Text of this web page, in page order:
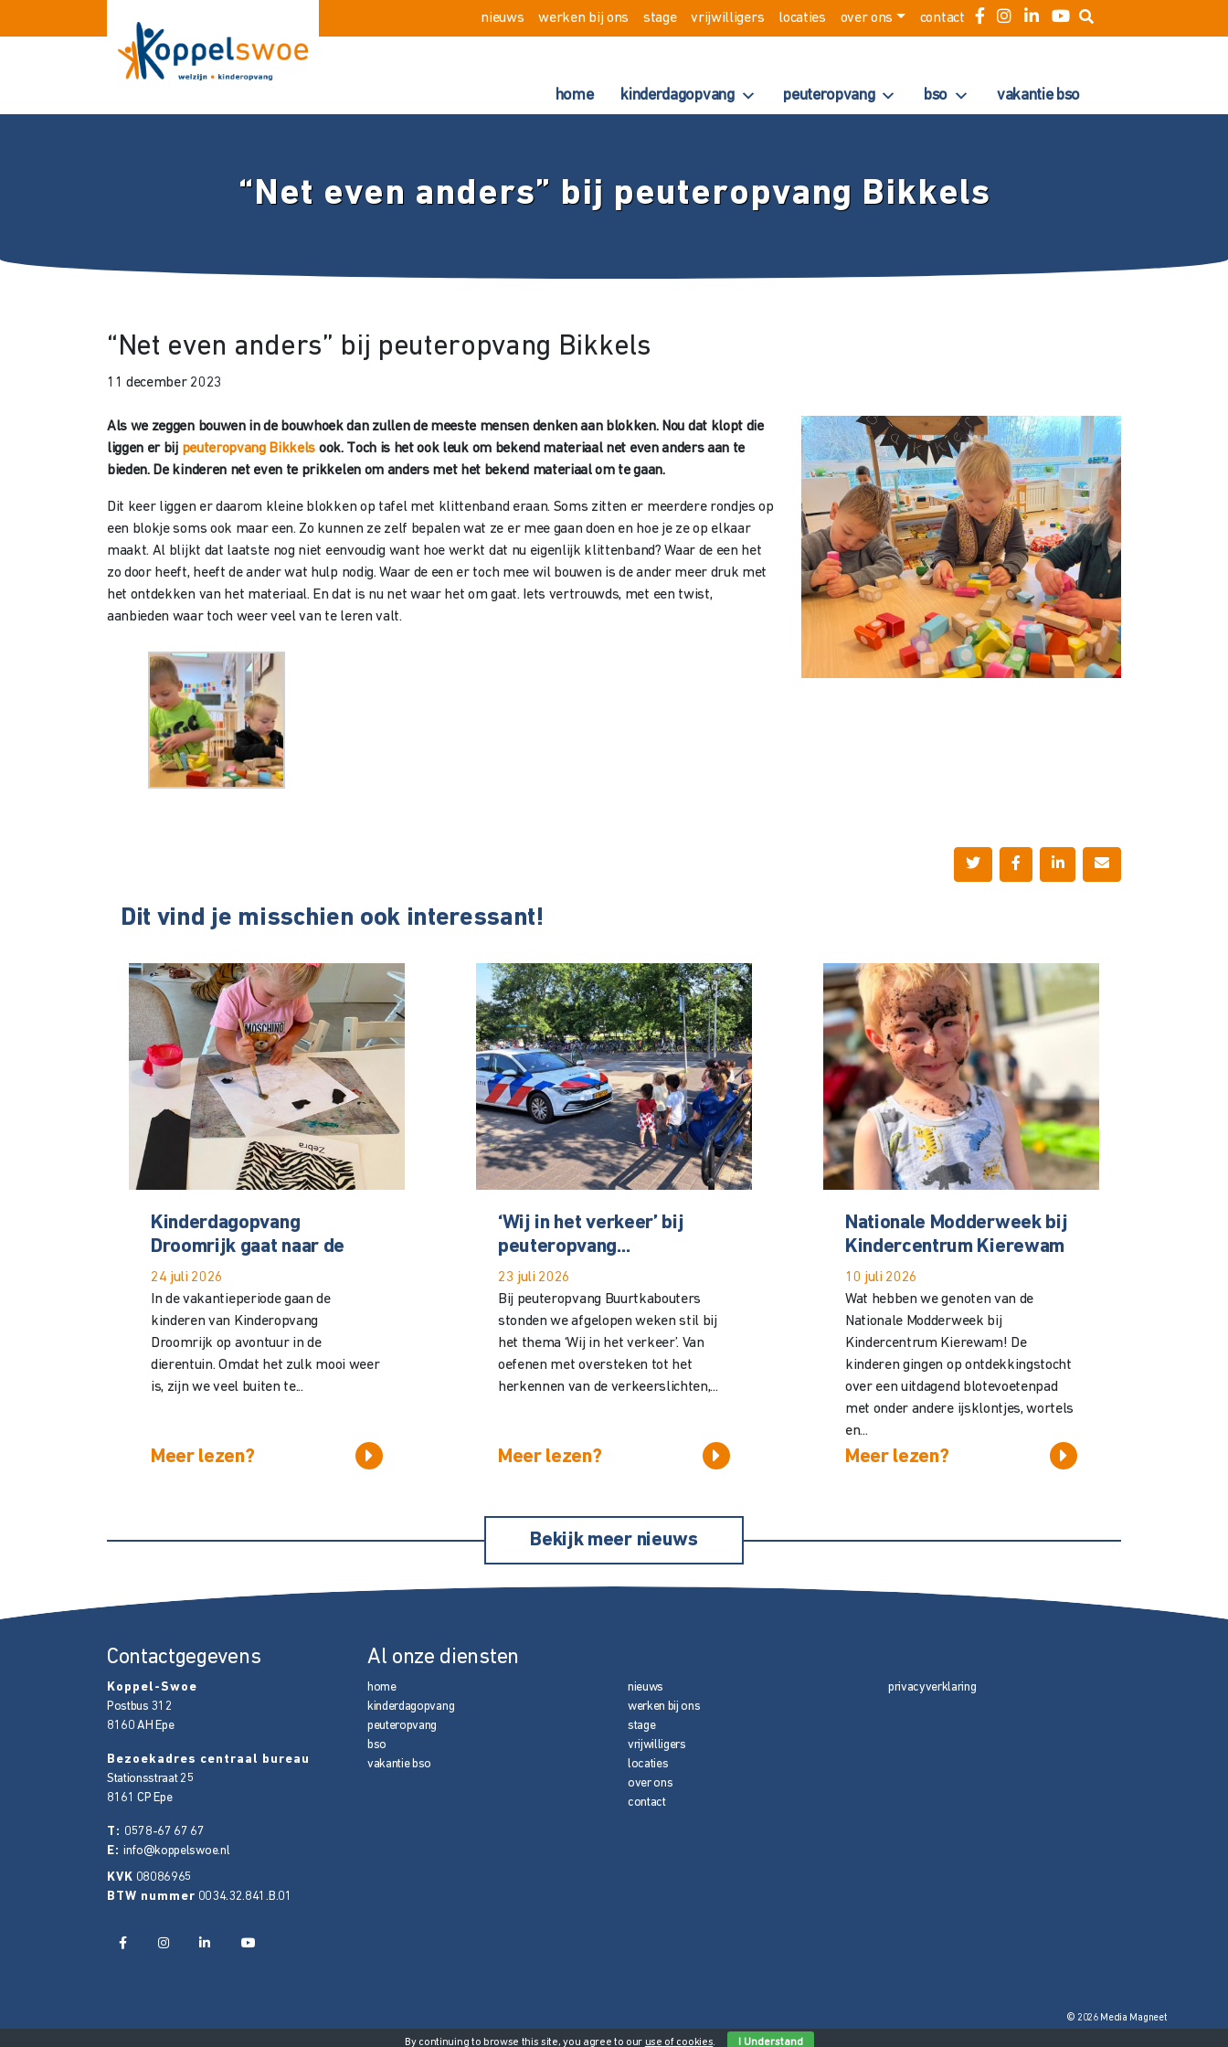
nieuws werken bij ons stage vrijwilligers locaties over ons contact
home kinderdagopvang peuteropvang bso vakantie bso
“Net even anders” bij peuteropvang Bikkels
“Net even anders” bij peuteropvang Bikkels
11 december 2023
Als we zeggen bouwen in de bouwhoek dan zullen de meeste mensen denken aan blokken. Nou dat klopt die
liggen er bij peuteropvang Bikkels ook. Toch is het ook leuk om bekend materiaal net even anders aan te
bieden. De kinderen net even te prikkelen om anders met het bekend materiaal om te gaan.
Dit keer liggen er daarom kleine blokken op tafel met klittenband eraan. Soms zitten er meerdere rondjes op
een blokje soms ook maar een. Zo kunnen ze zelf bepalen wat ze er mee gaan doen en hoe je ze op elkaar
maakt. Al blijkt dat laatste nog niet eenvoudig want hoe werkt dat nu eigenlijk klittenband? Waar de een het
zo door heeft, heeft de ander wat hulp nodig. Waar de een er toch mee wil bouwen is de ander meer druk met
het ontdekken van het materiaal. En dat is nu net waar het om gaat. Iets vertrouwds, met een twist,
aanbieden waar toch weer veel van te leren valt.
Dit vind je misschien ook interessant!
Kinderdagopvang
Droomrijk gaat naar de
24 juli 2026
In de vakantieperiode gaan de
kinderen van Kinderopvang
Droomrijk op avontuur in de
dierentuin. Omdat het zulk mooi weer
is, zijn we veel buiten te...
Meer lezen?
‘Wij in het verkeer’ bij
peuteropvang...
23 juli 2026
Bij peuteropvang Buurtkabouters
stonden we afgelopen weken stil bij
het thema ‘Wij in het verkeer’. Van
oefenen met oversteken tot het
herkennen van de verkeerslichten,...
Meer lezen?
Nationale Modderweek bij
Kindercentrum Kierewam
10 juli 2026
Wat hebben we genoten van de
Nationale Modderweek bij
Kindercentrum Kierewam! De
kinderen gingen op ontdekkingstocht
over een uitdagend blotevoetenpad
met onder andere ijsklontjes, wortels
en...
Meer lezen?
Bekijk meer nieuws
Contactgegevens
Koppel-Swoe
Postbus 312
8160 AH Epe
Bezoekadres centraal bureau
Stationsstraat 25
8161 CPEpe
T: 0578-67 67 67
E: info@koppelswoe.nl
KVK 08086965
BTW nummer 0034.32.841.B.01
Al onze diensten
home
kinderdagopvang
peuteropvang
bso
vakantie bso
nieuws
werken bij ons
stage
vrijwilligers
locaties
over ons
contact
privacyverklaring
© 2026 Media Magneet
By continuing to browse this site, you agree to our use of cookies. I Understand